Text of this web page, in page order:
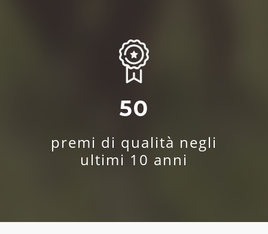
50
premi di qualità negli
ultimi 10 anni